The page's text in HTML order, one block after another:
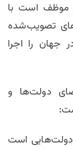
موظف است با
تصویب‌شده
جهان را اجرا
دولت‌ها و
است